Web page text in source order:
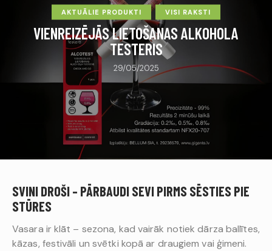
AKTUĀLIE PRODUKTI VISI RAKSTI
VIENREIZĒJĀS LIETOŠANAS ALKOHOLA
TESTERIS
29/05/2025
SVINI DROŠI – PĀRBAUDI SEVI PIRMS SĒSTIES PIE
STŪRES
Vasara ir klāt – sezona, kad vairāk notiek dārza ballītes,
kāzas, festivāli un svētki kopā ar draugiem vai ģimeni.